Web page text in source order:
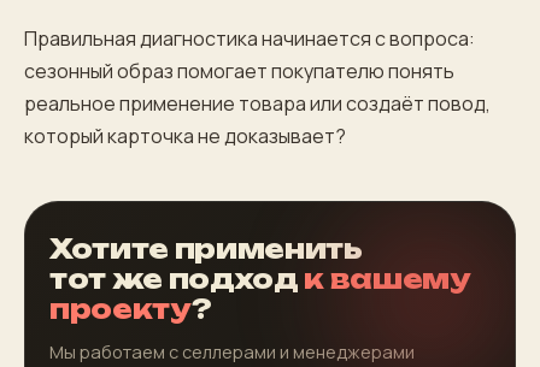
Правильная диагностика начинается с вопроса:
сезонный образ помогает покупателю понять
реальное применение товара или создаёт повод,
который карточка не доказывает?
Хотите применить
тот же подход к вашему
проекту?
Мы работаем с селлерами и менеджерами